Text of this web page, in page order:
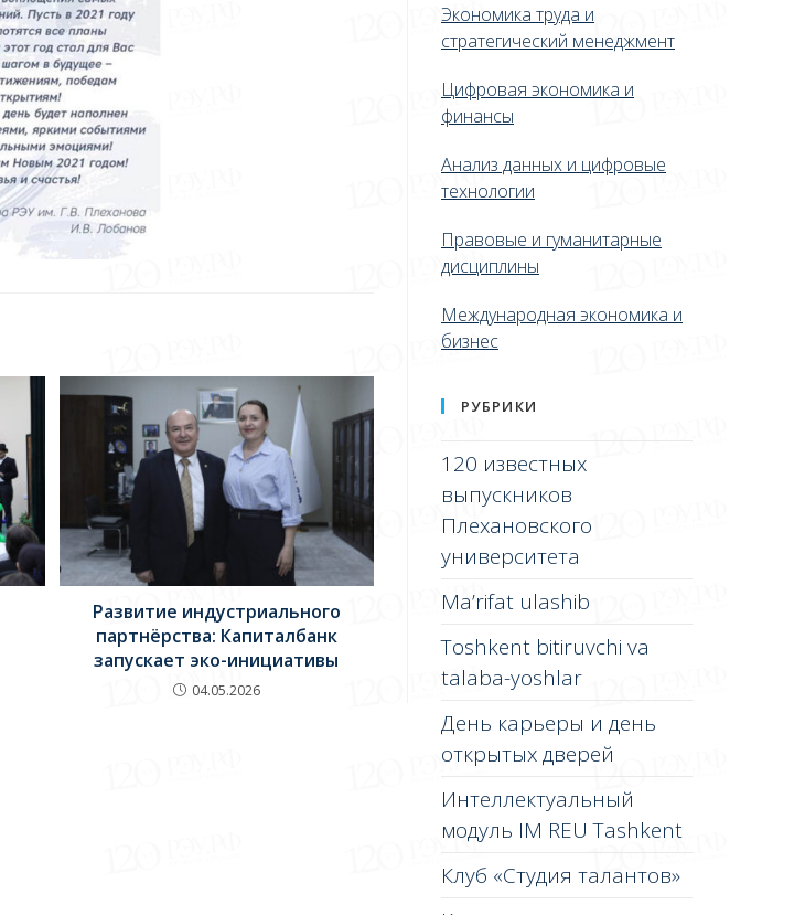
Развитие индустриального
партнёрства: Капиталбанк
запускает эко-инициативы
04.05.2026
Экономика труда и
стратегический менеджмент
Цифровая экономика и
финансы
Анализ данных и цифровые
технологии
Правовые и гуманитарные
дисциплины
Международная экономика и
бизнес
РУБРИКИ
120 известных
выпускников
Плехановского
университета
Ma’rifat ulashib
Toshkent bitiruvchi va
talaba-yoshlar
День карьеры и день
открытых дверей
Интеллектуальный
модуль IM REU Tashkent
Клуб «Студия талантов»